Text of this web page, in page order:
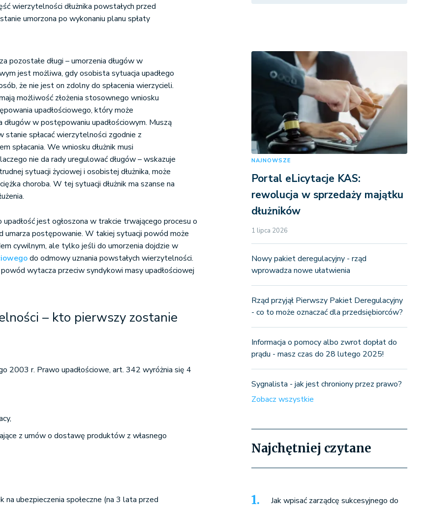
wierzytelności dłużnika powstałych przed
umorzona po wykonaniu planu spłaty
pozostałe długi – umorzenia długów w
jest możliwa, gdy osobista sytuacja upadłego
że nie jest on zdolny do spłacenia wierzycieli.
możliwość złożenia stosownego wniosku
upadłościowego, który może
długów w postępowaniu upadłościowym. Muszą
stanie spłacać wierzytelności zgodnie z
spłacania. We wniosku dłużnik musi
nie da rady uregulować długów – wskazuje
sytuacji życiowej i osobistej dłużnika, może
choroba. W tej sytuacji dłużnik ma szanse na
jest ogłoszona w trakcie trwającego procesu o
umarza postępowanie. W takiej sytuacji powód może
cywilnym, ale tylko jeśli do umorzenia dojdzie w
do odmowy uznania powstałych wierzytelności.
wytacza przeciw syndykowi masy upadłościowej
– kto pierwszy zostanie
2003 r. Prawo upadłościowe, art. 342 wyróżnia się 4
z umów o dostawę produktów z własnego
na ubezpieczenia społeczne (na 3 lata przed
NAJNOWSZE
Portal eLicytacje KAS:
rewolucja w sprzedaży majątku
dłużników
1 lipca 2026
Nowy pakiet deregulacyjny - rząd
wprowadza nowe ułatwienia
Rząd przyjął Pierwszy Pakiet Deregulacyjny
- co to może oznaczać dla przedsiębiorców?
Informacja o pomocy albo zwrot dopłat do
prądu - masz czas do 28 lutego 2025!
Sygnalista - jak jest chroniony przez prawo?
Zobacz wszystkie
Najchętniej czytane
Jak wpisać zarządcę sukcesyjnego do